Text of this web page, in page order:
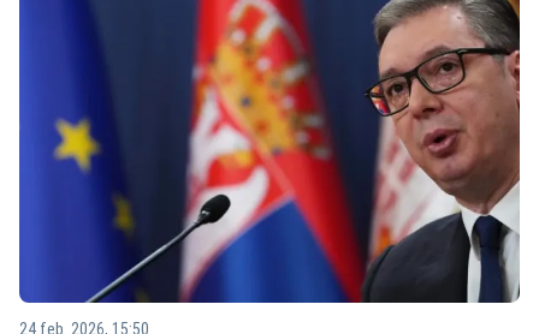
24 feb. 2026, 15:50